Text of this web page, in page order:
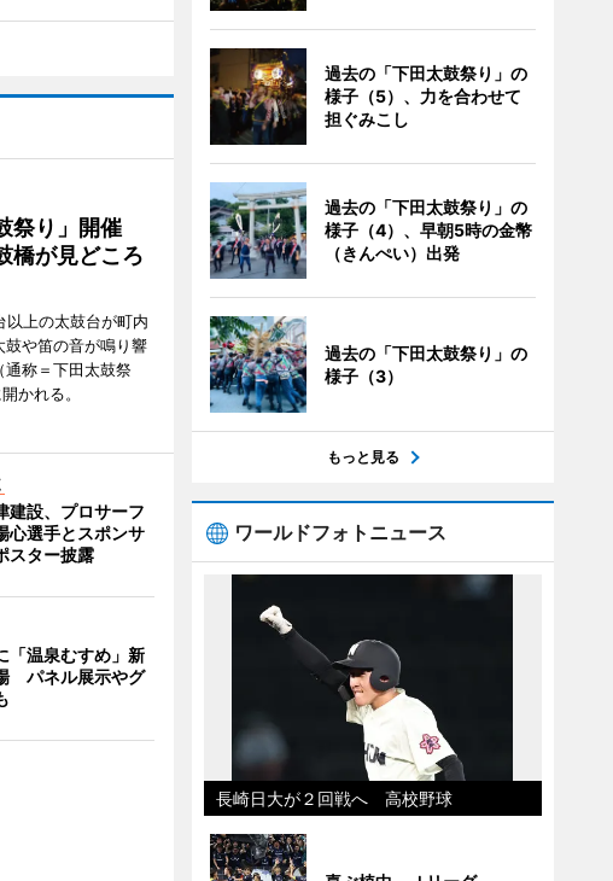
祭り」開催
が見どころ
以上の太鼓台が町内
鼓や笛の音が鳴り響
通称＝下田太鼓祭
かれる。
建設、プロサーフ
心選手とスポンサ
ター披露
「温泉むすめ」新
パネル展示やグ
過去の「下田太鼓祭り」の
様子（5）、力を合わせて
担ぐみこし
過去の「下田太鼓祭り」の
様子（4）、早朝5時の金幣
（きんぺい）出発
過去の「下田太鼓祭り」の
様子（3）
もっと見る
ワールドフォトニュース
長崎日大が２回戦へ 高校野球